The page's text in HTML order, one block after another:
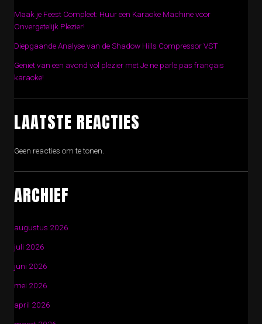
Maak je Feest Compleet: Huur een Karaoke Machine voor
Onvergetelijk Plezier!
Diepgaande Analyse van de Shadow Hills Compressor VST
Geniet van een avond vol plezier met Je ne parle pas français
karaoke!
LAATSTE REACTIES
Geen reacties om te tonen.
ARCHIEF
augustus 2026
juli 2026
juni 2026
mei 2026
april 2026